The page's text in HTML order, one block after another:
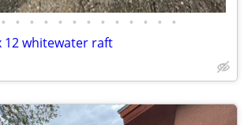
• • • • • • • • • • • • •
12 whitewater raft